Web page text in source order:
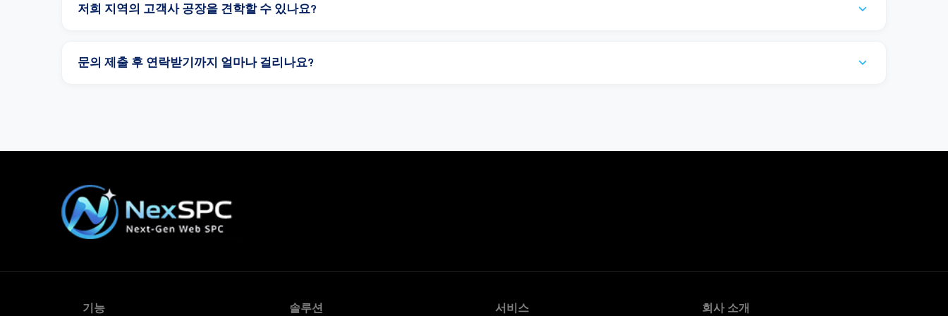
저희 지역의 고객사 공장을 견학할 수 있나요? expand_more
문의 제출 후 연락받기까지 얼마나 걸리나요? expand_more
기능 솔루션 서비스 회사 소개